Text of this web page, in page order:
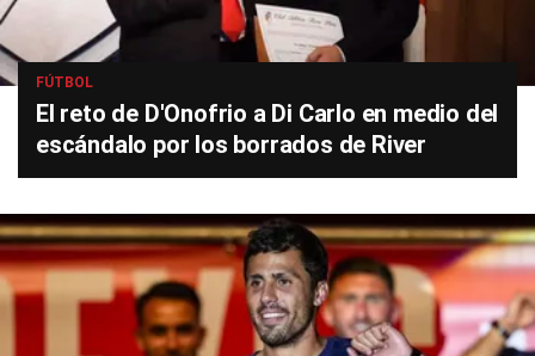
FÚTBOL
El reto de D'Onofrio a Di Carlo en medio del
escándalo por los borrados de River